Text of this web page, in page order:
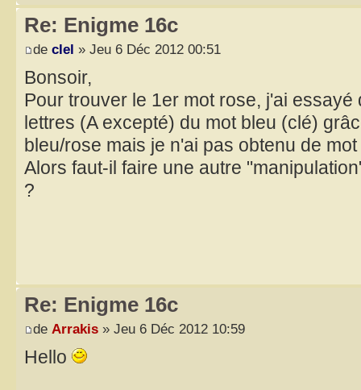
Re: Enigme 16c
de clel » Jeu 6 Déc 2012 00:51
Bonsoir,
Pour trouver le 1er mot rose, j'ai
lettres (A excepté) du mot bleu (clé)
bleu/rose mais je n'ai pas obtenu de
Alors faut-il faire une autre
?
Re: Enigme 16c
de Arrakis » Jeu 6 Déc 2012 10:59
Hello